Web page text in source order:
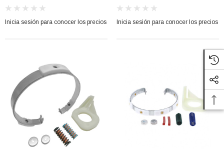
Inicia sesión para conocer los precios Inicia sesión para conocer los precios